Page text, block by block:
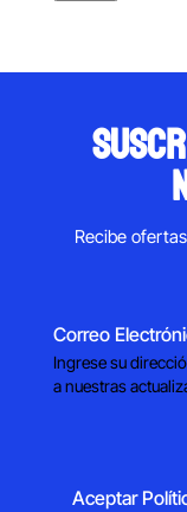
Recibe
Correo
Ingrese su
a nuestras
Aceptar